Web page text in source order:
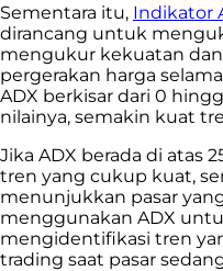
Sementara itu, Indikator
dirancang untuk
mengukur kekuatan
pergerakan harga
ADX berkisar dari 0
nilainya, semakin kuat
Jika ADX berada di atas
tren yang cukup kuat,
menunjukkan pasar
menggunakan ADX
mengidentifikasi tren
trading saat pasar